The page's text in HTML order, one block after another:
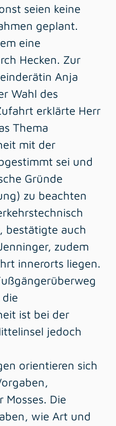
seien keine
geplant.
eine
Hecken. Zur
Anja
Wahl des
erklärte Herr
Thema
mit der
sei und
Gründe
zu beachten
bestätigte auch
zudem
innerorts liegen.
ist bei der
jedoch
orientieren sich
Mosses. Die
wie Art und